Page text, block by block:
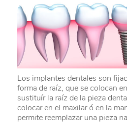
Los implantes dentales son
forma de raíz, que se colocan
sustituír la raíz de la pieza
colocar en el maxilar ó en la
permite reemplazar una pieza